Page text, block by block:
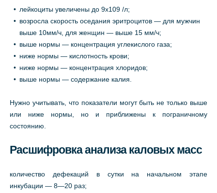
лейкоциты увеличены до 9х109 /л;
возросла скорость оседания эритроцитов — для мужчин
выше 10мм/ч, для женщин — выше 15 мм/ч;
выше нормы — концентрация углекислого газа;
ниже нормы — кислотность крови;
ниже нормы — концентрация хлоридов;
выше нормы — содержание калия.
Нужно учитывать, что показатели могут быть не только выше
или ниже нормы, но и приближены к пограничному
состоянию.
Расшифровка анализа каловых масс
количество дефекаций в сутки на начальном этапе
инкубации — 8—20 раз;